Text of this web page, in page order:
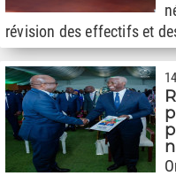
révision des effectifs et